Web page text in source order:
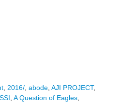
, 2016/, abode, AJI PROJECT,
A Question of Eagles,